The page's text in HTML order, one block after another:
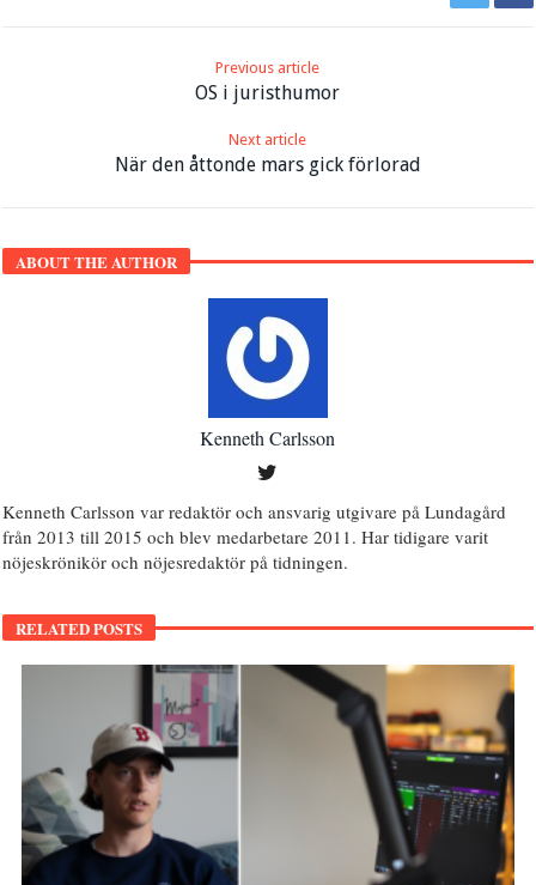
Previous article
OS i juristhumor
Next article
När den åttonde mars gick förlorad
ABOUT THE AUTHOR
Kenneth Carlsson
Kenneth Carlsson var redaktör och ansvarig utgivare på Lundagård
från 2013 till 2015 och blev medarbetare 2011. Har tidigare varit
nöjeskrönikör och nöjesredaktör på tidningen.
RELATED POSTS